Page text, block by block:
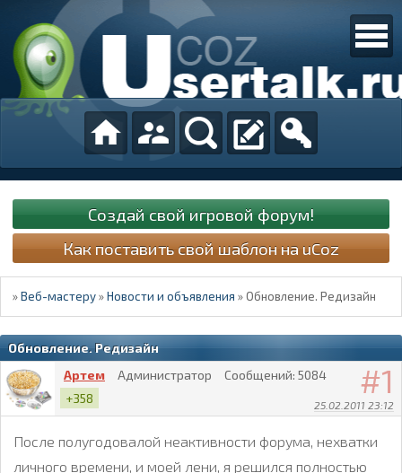
Создай свой игровой форум!
Как поставить свой шаблон на uCoz
»Веб-мастеру »Новости и объявления »Обновление. Редизайн
Обновление. Редизайн
1
25.02.2011 23:12
Артем Администратор Сообщений: 5084
+358
После полугодовалой неактивности форума, нехватки
личного времени, и моей лени, я решился полностью